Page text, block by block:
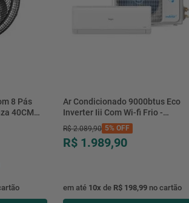
8 Pás
40CM
- Mondial
Ar Condicionado 9000btus Eco
Inverter Iii Com Wi-fi Frio -
Hjfe09c2cg|hjfi09c2wg - Elgin
R$ 2.089,90 5% OFF
R$ 1.989,90
em até 10x de R$ 198,99 no cartão